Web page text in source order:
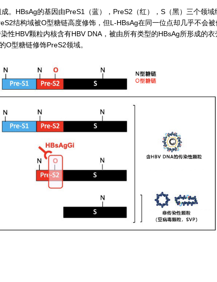
。HBsAg的基因由PreS1（蓝），PreS2（红），S（黑）三个领域
结构域被O型糖链高度修饰，但L-HBsAg在同一位点却几乎不会
性HBV颗粒内核含有HBV DNA，被由所有类型的HBsAg所形成的衣
O型糖链修饰PreS2领域。